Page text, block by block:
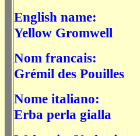
English name:
Yellow Gromwell
Nom francais:
Grémil des Pouilles
Nome italiano:
Erba perla gialla